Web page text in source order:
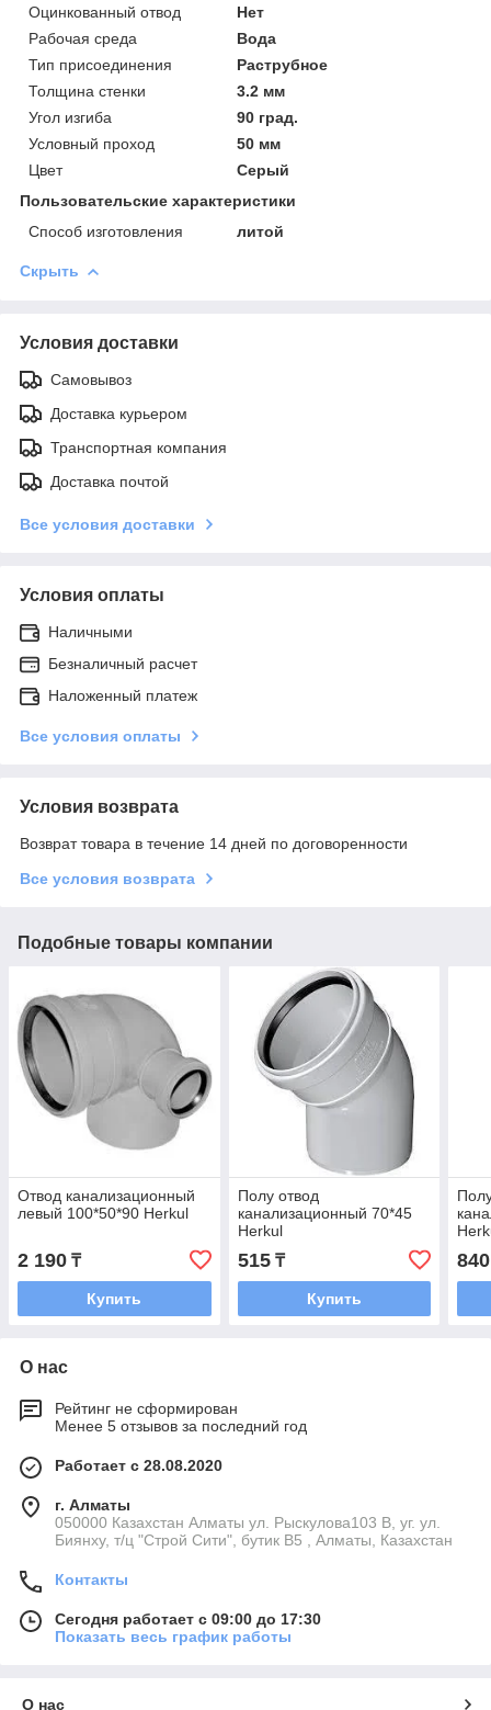
Оцинкованный отвод
Нет
Рабочая среда
Вода
Тип присоединения
Раструбное
Толщина стенки
3.2 мм
Угол изгиба
90 град.
Условный проход
50 мм
Цвет
Серый
Пользовательские характеристики
Способ изготовления
литой
Скрыть
Условия доставки
Самовывоз
Доставка курьером
Транспортная компания
Доставка почтой
Все условия доставки
Условия оплаты
Наличными
Безналичный расчет
Наложенный платеж
Все условия оплаты
Условия возврата
Возврат товара в течение 14 дней по договоренности
Все условия возврата
Подобные товары компании
Отвод канализационный
левый 100*50*90 Herkul
2 190 ₸
Купить
Полу отвод
канализационный 70*45
Herkul
515₸
Купить
840
О нас
Рейтинг не сформирован
Менее 5 отзывов за последний год
Работает с 28.08.2020
г. Алматы
050000 Казахстан Алматы ул. Рыскулова103 В, уг. ул.
Биянху, т/ц "Строй Сити", бутик В5 , Алматы, Казахстан
Контакты
Сегодня работает с 09:00 до 17:30
Показать весь график работы
О нас